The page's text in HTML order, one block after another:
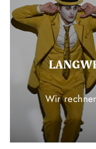
Wir